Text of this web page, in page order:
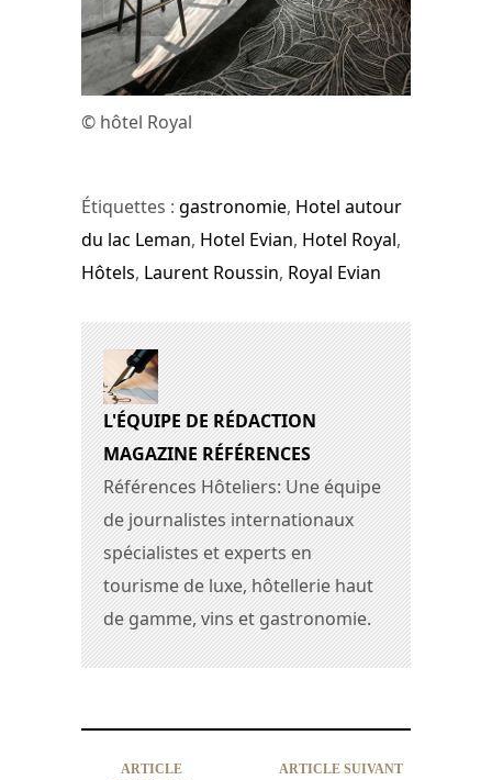
© hôtel Royal
Étiquettes : gastronomie, Hotel autour
du lac Leman, Hotel Evian, Hotel Royal,
Hôtels, Laurent Roussin, Royal Evian
L'ÉQUIPE DE RÉDACTION
MAGAZINE RÉFÉRENCES
Références Hôteliers: Une équipe
de journalistes internationaux
spécialistes et experts en
tourisme de luxe, hôtellerie haut
de gamme, vins et gastronomie.
ARTICLE
ARTICLE SUIVANT